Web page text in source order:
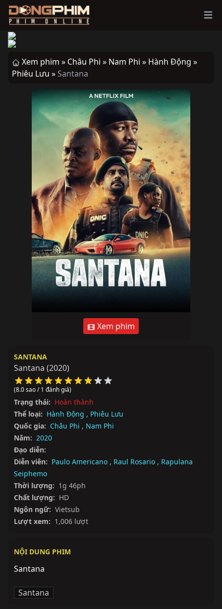
Xem phim » Châu Phi » Nam Phi » Hành Động »
Phiêu Lưu »Santana
Xem phim
SANTANA
Santana (2020)
(8.0 sao / 1 đánh giá)
Trạng thái: Hoàn thành
Thể loại: Hành Động , Phiêu Lưu
Quốc gia: Châu Phi , Nam Phi
Năm: 2020
Đạo diễn:
Diễn viên: Paulo Americano , Raul Rosario , Rapulana
Seiphemo
Thời lượng: 1g 46ph
Chất lượng: HD
Ngôn ngữ: Vietsub
Lượt xem: 1,006 lượt
NỘI DUNG PHIM
Santana
Santana